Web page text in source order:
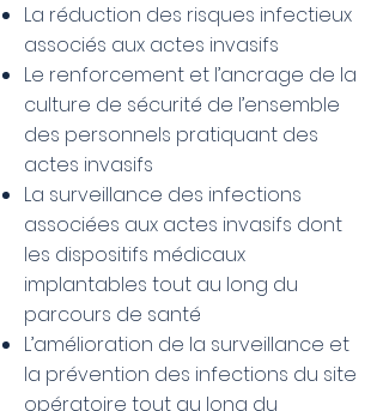
La réduction des risques infectieux
associés aux actes invasifs
Le renforcement et l’ancrage de la
culture de sécurité de l’ensemble
des personnels pratiquant des
actes invasifs
La surveillance des infections
associées aux actes invasifs dont
les dispositifs médicaux
implantables tout au long du
parcours de santé
L’amélioration de la surveillance et
la prévention des infections du site
opératoire tout au long du